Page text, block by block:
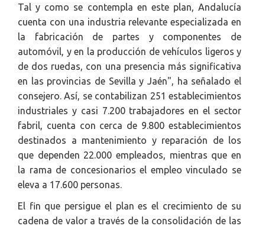
Tal y como se contempla en este plan, Andalucía
cuenta con una industria relevante especializada en
la fabricación de partes y componentes de
automóvil, y en la producción de vehículos ligeros y
de dos ruedas, con una presencia más significativa
en las provincias de Sevilla y Jaén", ha señalado el
consejero. Así, se contabilizan 251 establecimientos
industriales y casi 7.200 trabajadores en el sector
fabril, cuenta con cerca de 9.800 establecimientos
destinados a mantenimiento y reparación de los
que dependen 22.000 empleados, mientras que en
la rama de concesionarios el empleo vinculado se
eleva a 17.600 personas.
El fin que persigue el plan es el crecimiento de su
cadena de valor a través de la consolidación de las